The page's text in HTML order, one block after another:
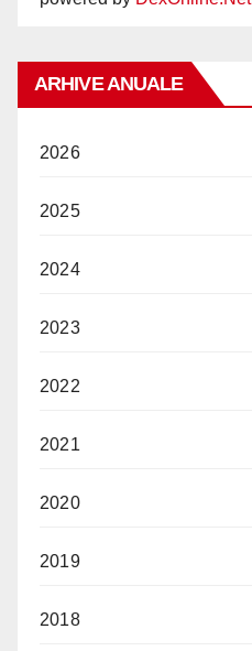
ARHIVE ANUALE
2026
2025
2024
2023
2022
2021
2020
2019
2018